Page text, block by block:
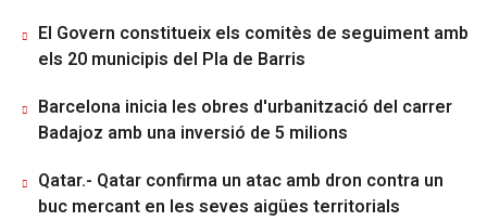
El Govern constitueix els comitès de seguiment amb
els 20 municipis del Pla de Barris
Barcelona inicia les obres d'urbanització del carrer
Badajoz amb una inversió de 5 milions
Qatar.- Qatar confirma un atac amb dron contra un
buc mercant en les seves aigües territorials